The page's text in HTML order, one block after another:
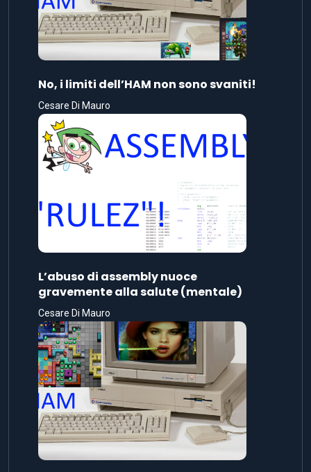
No, i limiti dell’HAM non sono svaniti!
Cesare Di Mauro
L’abuso di assembly nuoce
gravemente alla salute (mentale)
Cesare Di Mauro